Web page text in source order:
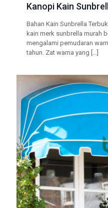
Kanopi Kain
Bahan Kain Sunbrella
kain merk sunbrella murah
mengalami pemudaran
tahun. Zat warna yang […]